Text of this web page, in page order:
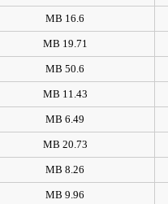
16.6 MB
19.71 MB
50.6 MB
11.43 MB
6.49 MB
20.73 MB
8.26 MB
9.96 MB